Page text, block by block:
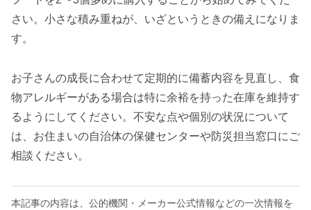
さい。小さな積み重ねが、いざというときの備えになりま
す。
お子さんの成長に合わせて定期的に備蓄内容を見直し、食
物アレルギーがある場合は特に余裕を持った在庫を維持す
るようにしてください。不安な点や個別の状況について
は、お住まいの自治体の保健センターや防災担当窓口にご
相談ください。
本記事の内容は、公的機関・メーカー公式情報などの一次情報を